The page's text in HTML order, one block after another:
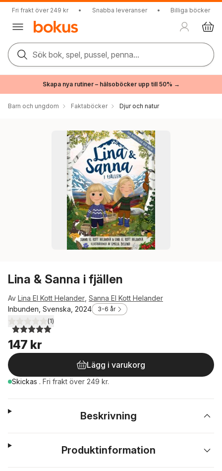
Fri frakt över 249 kr • Snabba leveranser • Billiga böcker
Sök bok, spel, pussel, penna...
Skapa nya rutiner – hälsoböcker upp till 50% →
Barn och ungdom Faktaböcker Djur och natur
Lina & Sanna i fjällen
Av Lina El Kott Helander Sanna El Kott Helander
Inbunden, Svenska, 2024
3-6 år
5,0utav 5 stjärnor. Totalt antal röster:
(1)
147 kr
Lägg i varukorg
Skickas . Fri frakt över 249 kr.
Beskrivning
Produktinformation